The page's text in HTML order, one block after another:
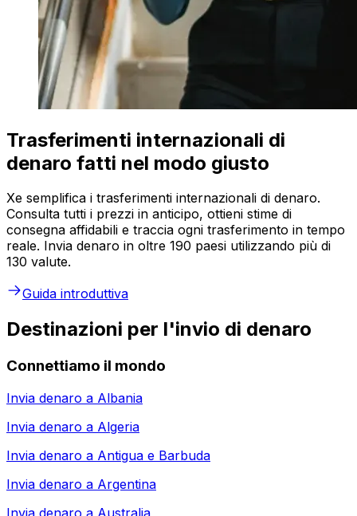
Trasferimenti internazionali di
denaro fatti nel modo giusto
Xe semplifica i trasferimenti internazionali di denaro.
Consulta tutti i prezzi in anticipo, ottieni stime di
consegna affidabili e traccia ogni trasferimento in tempo
reale. Invia denaro in oltre 190 paesi utilizzando più di
130 valute.
Guida introduttiva
Destinazioni per l'invio di denaro
Connettiamo il mondo
Invia denaro a Albania
Invia denaro a Algeria
Invia denaro a Antigua e Barbuda
Invia denaro a Argentina
Invia denaro a Australia